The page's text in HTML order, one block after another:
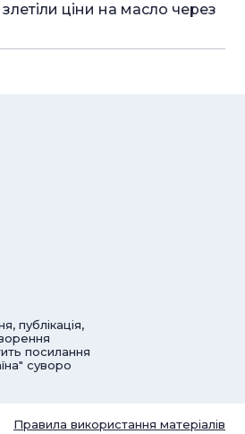
злетіли ціни на масло через
публікація,
посилання
суворо
Правила використання матеріалів